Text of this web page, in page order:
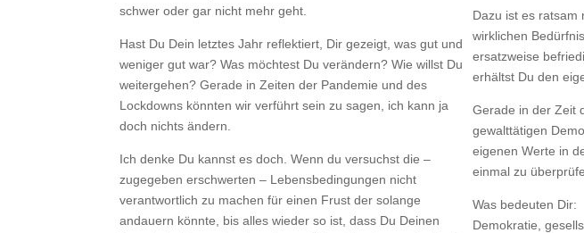
schwer oder gar nicht mehr geht.
Hast Du Dein letztes Jahr reflektiert, Dir gezeigt, was gut und
weniger gut war? Was möchtest Du verändern? Wie willst Du
weitergehen? Gerade in Zeiten der Pandemie und des
Lockdowns könnten wir verführt sein zu sagen, ich kann ja
doch nichts ändern.
Ich denke Du kannst es doch. Wenn du versuchst die –
zugegeben erschwerten – Lebensbedingungen nicht
verantwortlich zu machen für einen Frust der solange
andauern könnte, bis alles wieder so ist, dass Du Deinen
Dazu ist es ratsam
wirklichen
ersatzweise
erhältst Du den
Gerade in der Zeit
gewalttätigen
eigenen Werte in
einmal zu
Was bedeuten Dir:
Demokratie,